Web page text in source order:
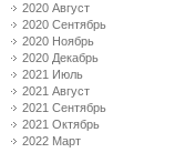
2020 Август
2020 Сентябрь
2020 Ноябрь
2020 Декабрь
2021 Июль
2021 Август
2021 Сентябрь
2021 Октябрь
2022 Март